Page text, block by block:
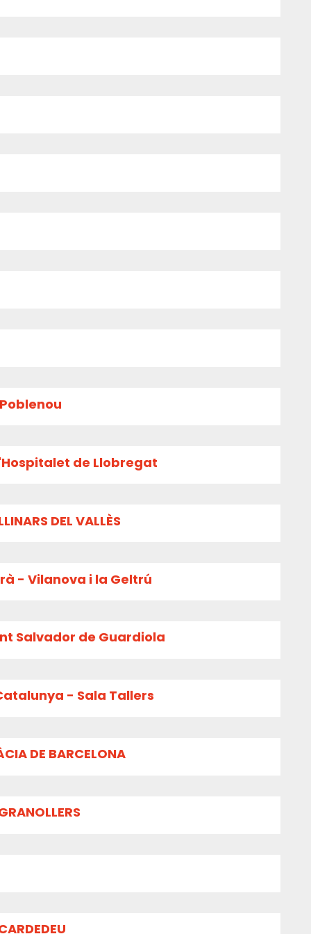
de Llobregat
DEL VALLÈS
- Vilanova i la Geltrú
Salvador de Guardiola
- Sala Tallers
DE BARCELONA